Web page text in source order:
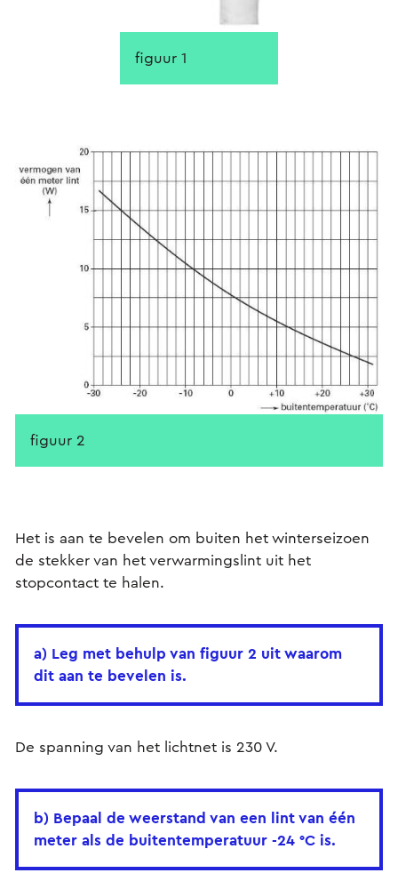
figuur 1
figuur 2
Het is aan te bevelen om buiten het winterseizoen
de stekker van het verwarmingslint uit het
stopcontact te halen.
a) Leg met behulp van figuur 2 uit waarom
dit aan te bevelen is.
De spanning van het lichtnet is 230 V.
b) Bepaal de weerstand van een lint van één
meter als de buitentemperatuur -24 °C is.